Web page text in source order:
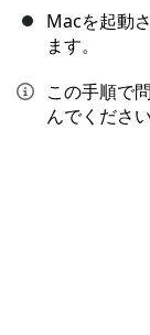
Macを起動
ます。
この手順で
んでください